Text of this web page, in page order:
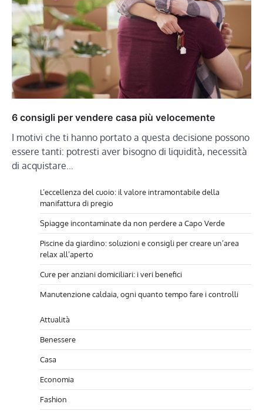
6 consigli per vendere casa più velocemente
I motivi che ti hanno portato a questa decisione possono
essere tanti: potresti aver bisogno di liquidità, necessità
di acquistare…
L’eccellenza del cuoio: il valore intramontabile della
manifattura di pregio
Spiagge incontaminate da non perdere a Capo Verde
Piscine da giardino: soluzioni e consigli per creare un’area
relax all’aperto
Cure per anziani domiciliari: i veri benefici
Manutenzione caldaia, ogni quanto tempo fare i controlli
Attualità
Benessere
Casa
Economia
Fashion